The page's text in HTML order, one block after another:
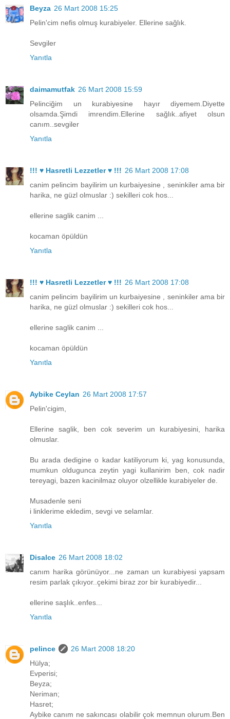
Beyza 26 Mart 2008 15:25
Pelin'cim nefis olmuş kurabiyeler. Ellerine sağlık.
Sevgiler
Yanıtla
daimamutfak 26 Mart 2008 15:59
Pelinciğim un kurabiyesine hayır diyemem.Diyette
olsamda.Şimdi imrendim.Ellerine sağlık..afiyet olsun
canım..sevgiler
Yanıtla
!!! ♥ Hasretli Lezzetler ♥ !!! 26 Mart 2008 17:08
canim pelincim bayilirim un kurbaiyesine , seninkiler ama bir
harika, ne güzl olmuslar :) sekilleri cok hos...
ellerine saglik canim ...
kocaman öpüldün
Yanıtla
!!! ♥ Hasretli Lezzetler ♥ !!! 26 Mart 2008 17:08
canim pelincim bayilirim un kurbaiyesine , seninkiler ama bir
harika, ne güzl olmuslar :) sekilleri cok hos...
ellerine saglik canim ...
kocaman öpüldün
Yanıtla
Aybike Ceylan 26 Mart 2008 17:57
Pelin'cigim,
Ellerine saglik, ben cok severim un kurabiyesini, harika
olmuslar.
Bu arada dedigine o kadar katiliyorum ki, yag konusunda,
mumkun oldugunca zeytin yagi kullanirim ben, cok nadir
tereyagi, bazen kacinilmaz oluyor olzellikle kurabiyeler de.
Musadenle seni
i linklerime ekledim, sevgi ve selamlar.
Yanıtla
Disalce 26 Mart 2008 18:02
canım harika görünüyor...ne zaman un kurabiyesi yapsam
resim parlak çıkıyor..çekimi biraz zor bir kurabiyedir...
ellerine saşlık..enfes...
Yanıtla
pelince
26 Mart 2008 18:20
Hülya;
Evperisi;
Beyza;
Neriman;
Hasret;
Aybike canım ne sakıncası olabilir çok memnun olurum.Ben